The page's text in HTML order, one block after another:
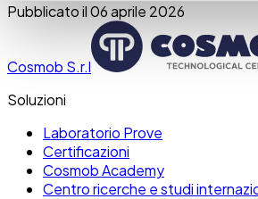
Pubblicato il06 aprile 2026
Cosmob S.r.l
Soluzioni
Laboratorio Prove
Certificazioni
Cosmob Academy
Centro ricerche e studi